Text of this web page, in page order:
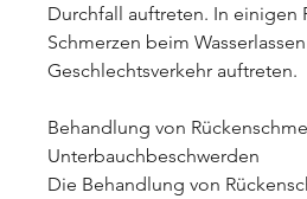
Durchfall auftreten. In einigen
Schmerzen beim
Geschlechtsverkehr auftreten.
Behandlung von
Unterbauchbeschwerden
Die Behandlung von